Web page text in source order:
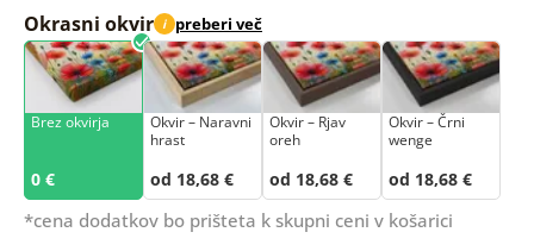
Okrasni okvir i preberi več
Brez okvirja
0 €
Okvir – Naravni
hrast
od 18,68 €
Okvir – Rjav
oreh
od 18,68 €
Okvir – Črni
wenge
od 18,68 €
*cena dodatkov bo prišteta k skupni ceni v košarici